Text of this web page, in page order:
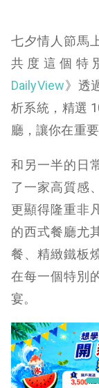
NO. 7 Meat Up
NO. 8 茹絲葵
NO. 9 JK
七夕情人節馬
共度這個特
DailyView》透
析系統，精選
廳，讓你在重
和另一半的日
了一家高質感
更顯得隆重非
的西式餐廳尤
餐、精緻鐵板
在每一個特別
宴。